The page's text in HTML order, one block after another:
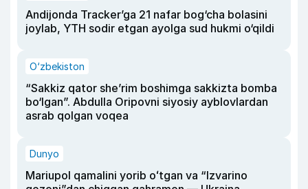
Andijonda Tracker’ga 21 nafar bog‘cha bolasini
joylab, YTH sodir etgan ayolga sud hukmi o‘qildi
O‘zbekiston
“Sakkiz qator she’rim boshimga sakkizta bomba
bo‘lgan”. Abdulla Oripovni siyosiy ayblovlardan
asrab qolgan voqea
Dunyo
Mariupol qamalini yorib oʻtgan va “Izvarino